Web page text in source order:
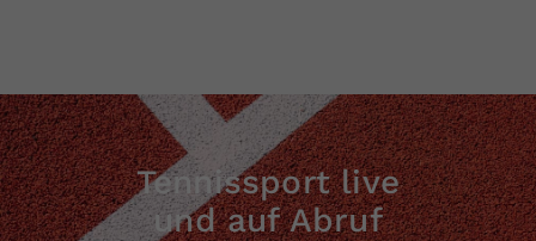
Tennissport live
und auf Abruf